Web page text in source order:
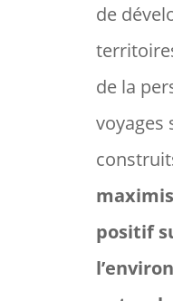
de
de la
voyages
positif